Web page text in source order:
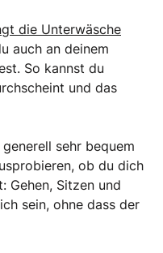
die Unterwäsche
auch an deinem
So kannst du
und das
sehr bequem
ob du dich
Gehen, Sitzen und
sein, ohne dass der